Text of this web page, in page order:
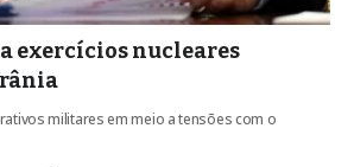
exercícios nucleares
militares em meio a tensões com o